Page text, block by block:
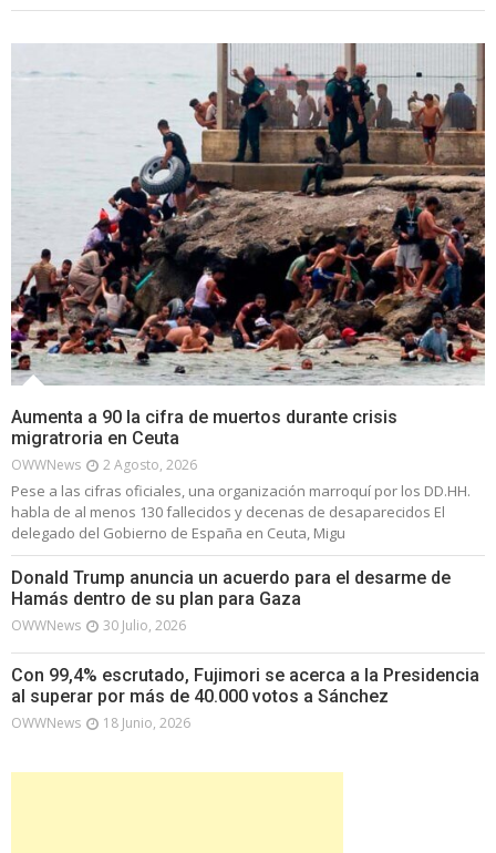
Aumenta a 90 la cifra de muertos durante crisis
migratroria en Ceuta
OWWNews 2 Agosto, 2026
Pese a las cifras oficiales, una organización marroquí por los DD.HH.
habla de al menos 130 fallecidos y decenas de desaparecidos El
delegado del Gobierno de España en Ceuta, Migu
Donald Trump anuncia un acuerdo para el desarme de
Hamás dentro de su plan para Gaza
OWWNews 30 Julio, 2026
Con 99,4% escrutado, Fujimori se acerca a la Presidencia
al superar por más de 40.000 votos a Sánchez
OWWNews 18 Junio, 2026